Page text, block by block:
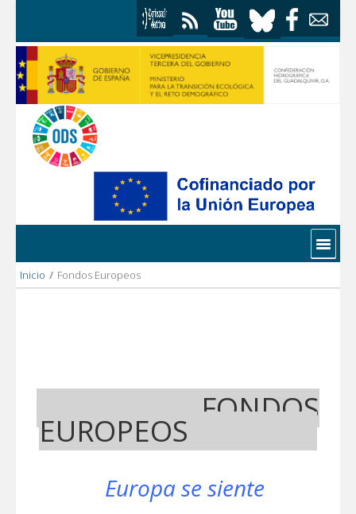
Contactar
Inicio / Fondos Europeos
FONDOS
EUROPEOS
Europa se siente